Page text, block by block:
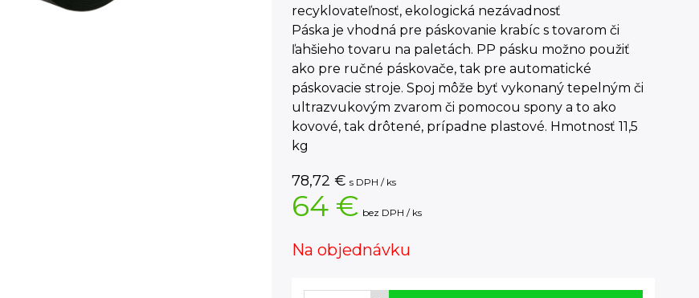
recyklovateľnosť, ekologická nezávadnosť
Páska je vhodná pre páskovanie krabíc s tovarom či
ľahšieho tovaru na paletách. PP pásku možno použiť
ako pre ručné páskovače, tak pre automatické
páskovacie stroje. Spoj môže byť vykonaný tepelným či
ultrazvukovým zvarom či pomocou spony a to ako
kovové, tak drôtené, prípadne plastové. Hmotnosť 11,5
kg
78,72 € s DPH / ks
64 € bez DPH / ks
Na objednávku